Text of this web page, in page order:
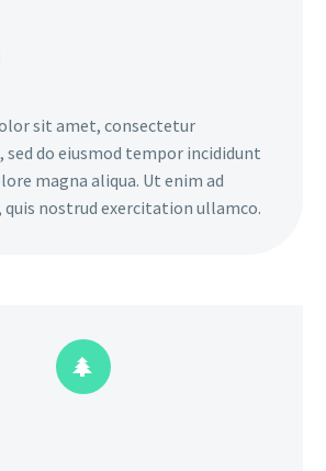
sit amet, consectetur
do eiusmod tempor incididunt
magna aliqua. Ut enim ad
quis nostrud exercitation ullamco.

